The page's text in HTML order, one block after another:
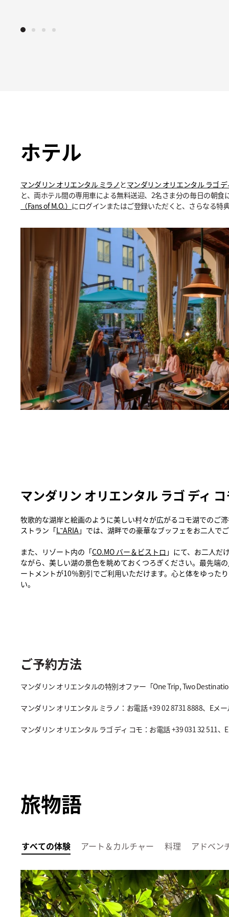
ホテル
マンダリン オリエンタル ミラノ とマンダリン オリエンタル ラゴ デ
と、両ホテル間の専用車による無料送迎、2名さま分の毎日の朝
（Fans of M.O.） にログインまたはご登録いただくと、さらなる特
マンダリン オリエンタル ラゴ ディ
牧歌的な湖岸と絵画のように美しい村々が広がるコモ湖でのご
ストラン「L˜ARIA 」では、湖畔での豪華なブッフェをお二人で
また、リゾート内の「CO.MO バー＆ビストロ 」にて、お二人だ
ながら、美しい湖の景色を眺めておくつろぎください。最先端の
ートメントが10％割引でご利用いただけます。心と体をゆった
い。
ご予約方法
マンダリン オリエンタルの特別オファー「One Trip, Two
マンダリン オリエンタル ミラノ：お電話 +39 02 8731 8888、Eメ
マンダリン オリエンタル ラゴ ディ コモ：お電話 +39 031 32 511、
旅物語
すべての体験 アート＆カルチャー 料理 アドベン